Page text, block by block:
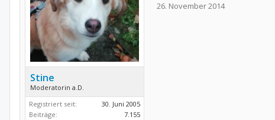
Stine
Moderatorin a.D.
Registriert seit:
30. Juni 2005
Beiträge:
7.155
26. November 2014